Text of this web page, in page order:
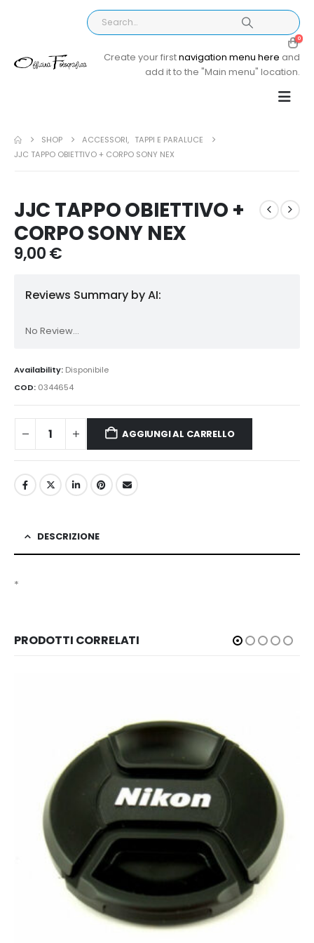
0
Create your firstnavigation menu here and
add it to the "Main menu" location.
SHOP ACCESSORI, TAPPI E PARALUCE
JJC TAPPO OBIETTIVO + CORPO SONY NEX
JJC TAPPO OBIETTIVO +
CORPO SONY NEX
9,00€
Reviews Summary by AI:
No Review...
Availability: Disponibile
COD: 0344654
AGGIUNGI AL CARRELLO
DESCRIZIONE
*
PRODOTTI CORRELATI